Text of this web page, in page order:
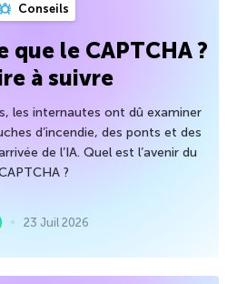
Conseils
que le CAPTCHA ?
à suivre
les internautes ont dû examiner
d’incendie, des ponts et des
de l’IA. Quel est l’avenir du
?
23 Juil 2026